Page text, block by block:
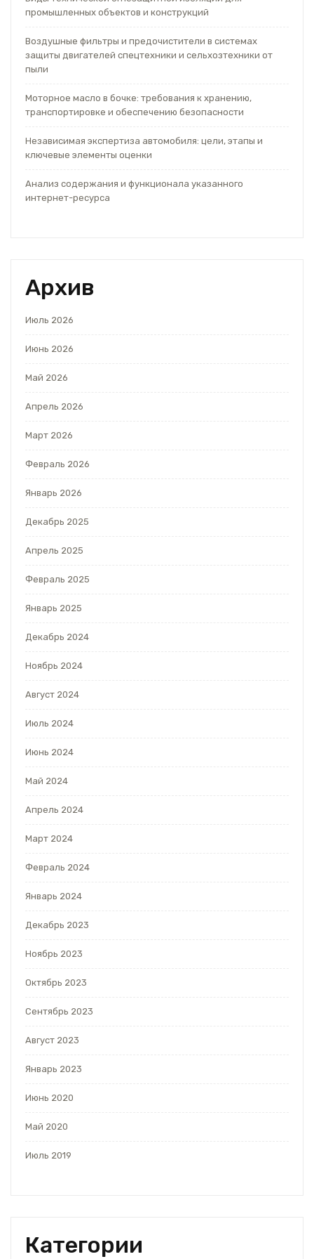
промышленных объектов и конструкций
Воздушные фильтры и предочистители в системах
защиты двигателей спецтехники и сельхозтехники от
пыли
Моторное масло в бочке: требования к хранению,
транспортировке и обеспечению безопасности
Независимая экспертиза автомобиля: цели, этапы и
ключевые элементы оценки
Анализ содержания и функционала указанного
интернет-ресурса
Архив
Июль 2026
Июнь 2026
Май 2026
Апрель 2026
Март 2026
Февраль 2026
Январь 2026
Декабрь 2025
Апрель 2025
Февраль 2025
Январь 2025
Декабрь 2024
Ноябрь 2024
Август 2024
Июль 2024
Июнь 2024
Май 2024
Апрель 2024
Март 2024
Февраль 2024
Январь 2024
Декабрь 2023
Ноябрь 2023
Октябрь 2023
Сентябрь 2023
Август 2023
Январь 2023
Июнь 2020
Май 2020
Июль 2019
Категории